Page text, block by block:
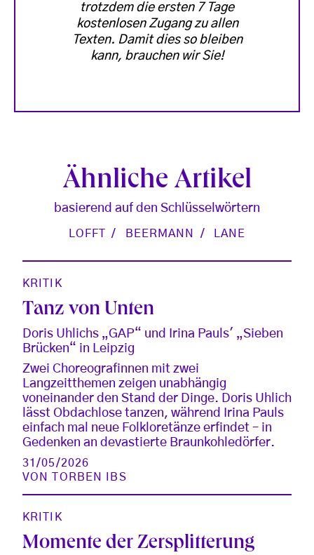
trotzdem die ersten 7 Tage
kostenlosen Zugang zu allen
Texten. Damit dies so bleiben
kann, brauchen wir Sie!
Ähnliche Artikel
basierend auf den Schlüsselwörtern
LOFFT BEERMANN LANE
KRITIK
Tanz von Unten
Doris Uhlichs „GAP“ und Irina Pauls' „Sieben
Brücken“ in Leipzig
Zwei Choreografinnen mit zwei
Langzeitthemen zeigen unabhängig
voneinander den Stand der Dinge. Doris Uhlich
lässt Obdachlose tanzen, während Irina Pauls
einfach mal neue Folkloretänze erfindet – in
Gedenken an devastierte Braunkohledörfer.
31/05/2026
VON
TORBEN IBS
KRITIK
Momente der Zersplitterung